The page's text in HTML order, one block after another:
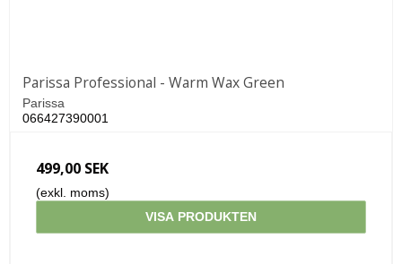
Parissa Professional - Warm Wax Green
Parissa
066427390001
499,00 SEK
(exkl. moms)
VISA PRODUKTEN